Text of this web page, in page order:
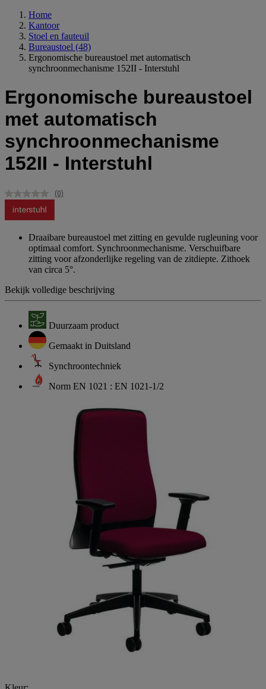
Home
Kantoor
Stoel en fauteuil
Bureaustoel (48)
Ergonomische bureaustoel met automatisch
synchroonmechanisme 152II - Interstuhl
Ergonomische bureaustoel
met automatisch
synchroonmechanisme
152II - Interstuhl
Geen
(0)
Draaibare bureaustoel met zitting en gevulde rugleuning voor
optimaal comfort. Synchroonmechanisme. Verschuifbare
zitting voor afzonderlijke regeling van de zitdiepte. Zithoek
van circa 5°.
Bekijk volledige beschrijving
Duurzaam product
Gemaakt in Duitsland
Synchroontechniek
Norm EN 1021 : EN 1021-1/2